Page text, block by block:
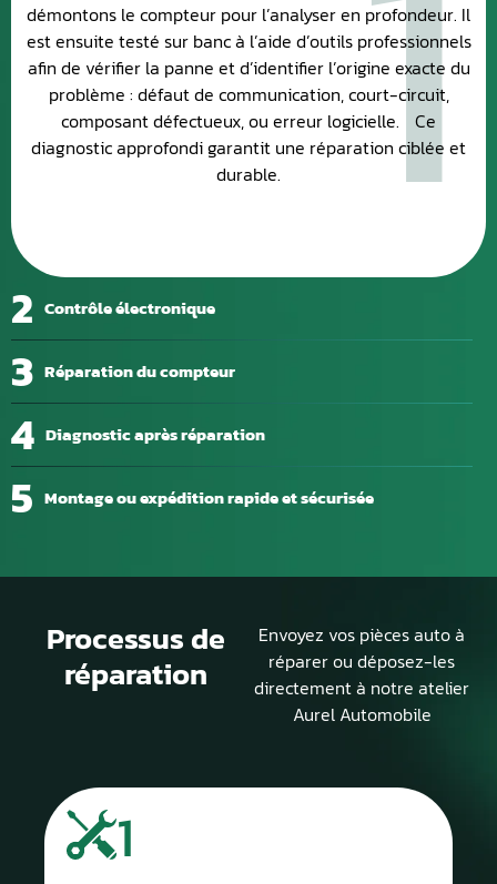
2 Contrôle électronique
3 Réparation du compteur
4 Diagnostic après réparation
5 Montage ou expédition rapide et sécurisée
démontons le compteur pour l’analyser en profondeur. Il
est ensuite testé sur banc à l’aide d’outils professionnels
afin de vérifier la panne et d’identifier l’origine exacte du
problème : défaut de communication, court-circuit,
composant défectueux, ou erreur logicielle. Ce
diagnostic approfondi garantit une réparation ciblée et
durable.
Processus de
réparation
Envoyez vos pièces auto à
réparer ou déposez-les
directement à notre atelier
Aurel Automobile
1